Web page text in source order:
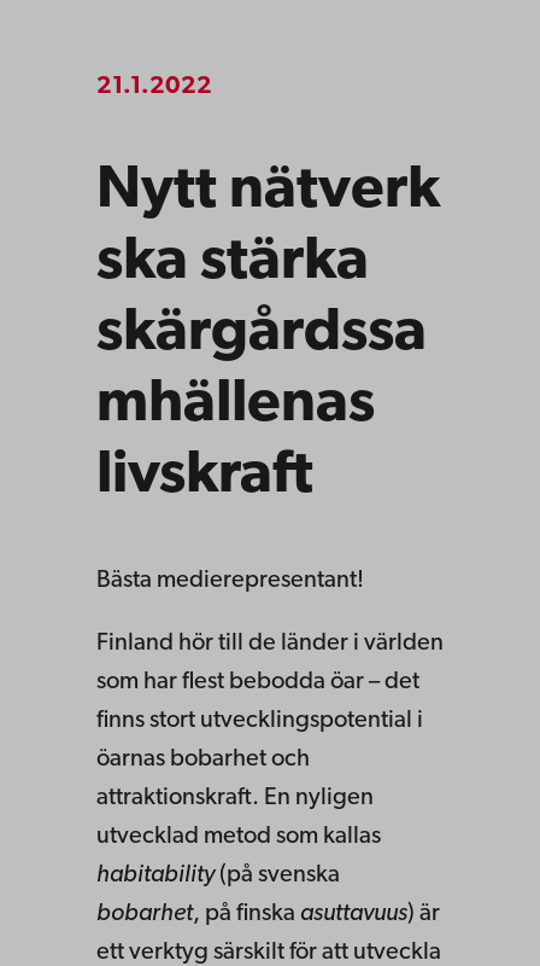
21.1.2022
Nytt nätverk
ska stärka
skärgårdssa
mhällenas
livskraft
Bästa medierepresentant!
Finland hör till de länder i världen
som har flest bebodda öar – det
finns stort utvecklingspotential i
öarnas bobarhet och
attraktionskraft. En nyligen
utvecklad metod som kallas
habitability(på svenska
bobarhet, på finska asuttavuus) är
ett verktyg särskilt för att utveckla